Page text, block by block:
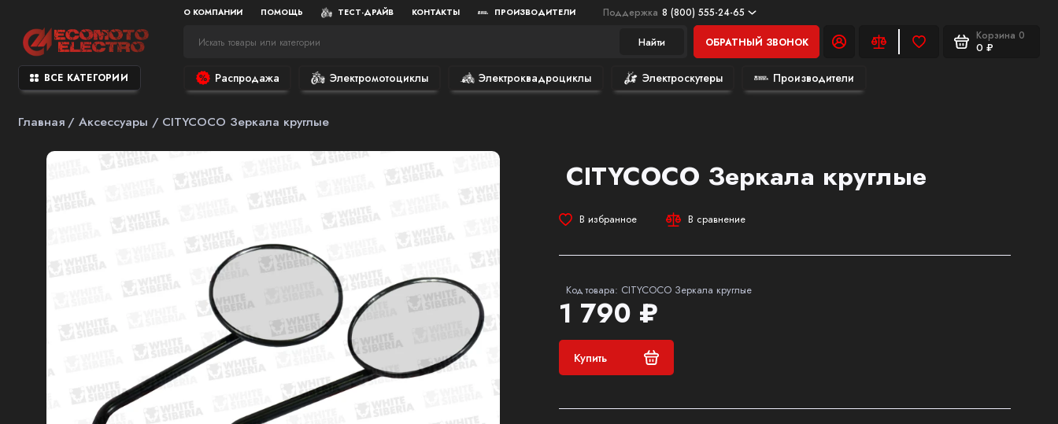
О КОМПАНИИ ПОМОЩЬ ТЕСТ-ДРАЙВ КОНТАКТЫ ПРОИЗВОДИТЕЛИ Поддержка 8 (800) 555-24-65
Найти ОБРАТНЫЙ ЗВОНОК
Корзина 0
0 ₽
ВСЕ КАТЕГОРИИ Распродажа Электромотоциклы Электроквадроциклы Электроскутеры Производители
Главная Аксессуары CITYCOCO Зеркала круглые
CITYCOCO Зеркала круглые
Код товара: CITYCOCO Зеркала круглые
1 790 ₽
Купить
В избранное В сравнение